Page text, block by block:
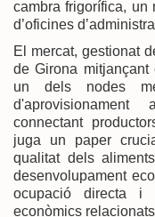
cambra frigorífica,
d’oficines
El mercat, gestionat
de Girona mitjançant
un dels nodes
connectant
juga un paper
qualitat dels
desenvolupament
ocupació directa i
econòmics